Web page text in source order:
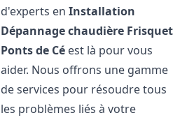
d'experts enInstallation
Dépannage chaudière Frisquet
Ponts de Cé est là pour vous
aider. Nous offrons une gamme
de services pour résoudre tous
les problèmes liés à votre